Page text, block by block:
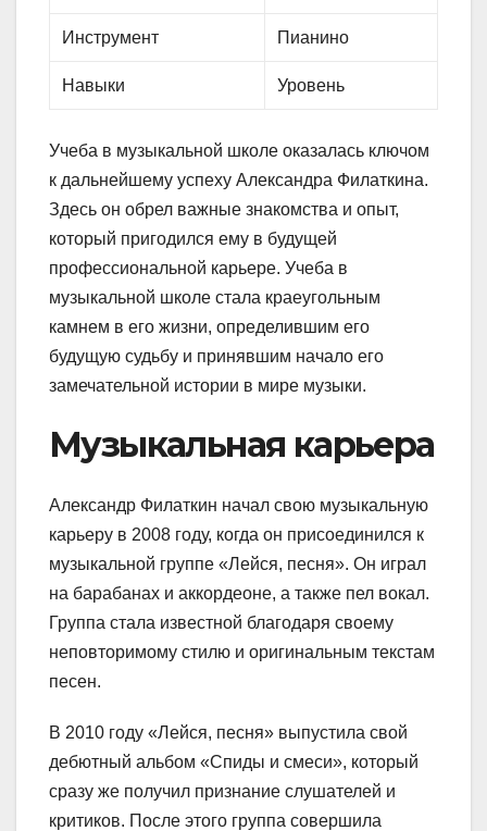
Инструмент Пианино
Навыки Уровень
Учеба в музыкальной школе оказалась ключом
к дальнейшему успеху Александра Филаткина.
Здесь он обрел важные знакомства и опыт,
который пригодился ему в будущей
профессиональной карьере. Учеба в
музыкальной школе стала краеугольным
камнем в его жизни, определившим его
будущую судьбу и принявшим начало его
замечательной истории в мире музыки.
Музыкальная карьера
Александр Филаткин начал свою музыкальную
карьеру в 2008 году, когда он присоединился к
музыкальной группе «Лейся, песня». Он играл
на барабанах и аккордеоне, а также пел вокал.
Группа стала известной благодаря своему
неповторимому стилю и оригинальным текстам
песен.
В 2010 году «Лейся, песня» выпустила свой
дебютный альбом «Спиды и смеси», который
сразу же получил признание слушателей и
критиков. После этого группа совершила